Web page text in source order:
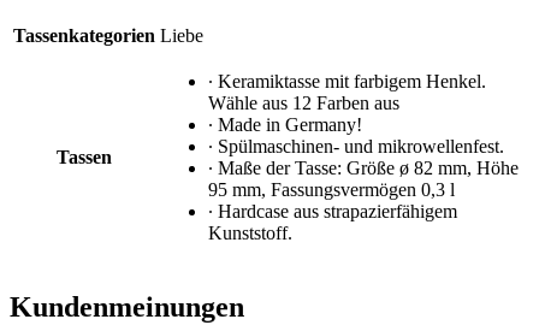
Tassenkategorien Liebe
Tassen
∙ Keramiktasse mit farbigem Henkel.
Wähle aus 12 Farben aus
∙ Made in Germany!
∙ Spülmaschinen- und mikrowellenfest.
∙ Maße der Tasse: Größe ø 82 mm, Höhe
95 mm, Fassungsvermögen 0,3 l
∙ Hardcase aus strapazierfähigem
Kunststoff.
Kundenmeinungen